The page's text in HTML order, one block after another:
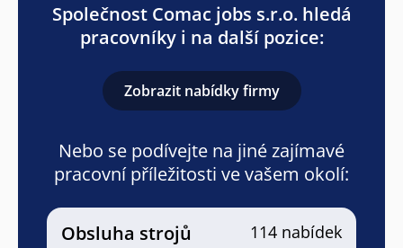
Společnost Comac jobs s.r.o. hledá
pracovníky i na další pozice:
Zobrazit nabídky firmy
Nebo se podívejte na jiné zajímavé
pracovní příležitosti ve vašem okolí:
Obsluha strojů 114 nabídek